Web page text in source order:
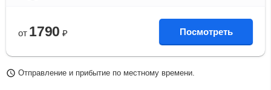
от 1790 ₽ Посмотреть
Отправление и прибытие по местному времени.